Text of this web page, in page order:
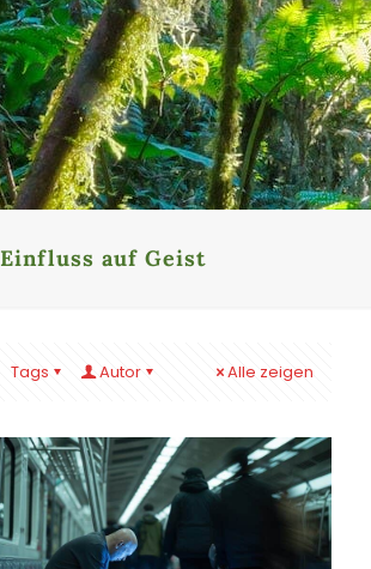
Einfluss auf Geist
Tags Autor Alle zeigen